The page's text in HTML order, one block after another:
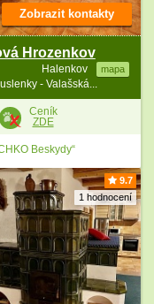
Hrozenkov
Halenkov mapa
- Valašská...
Zobrazit kontakty
Ceník
ZDE
Beskydy“
9.7
1 hodnocení